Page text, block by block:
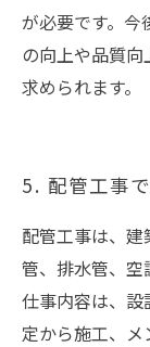
が必要です。今
の向上や品質
求められます。
5. 配管工事
配管工事は、
管、排水管、空
仕事内容は、
定から施工、